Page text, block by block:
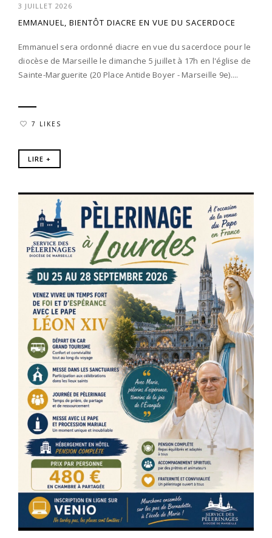
3 JUILLET 2026
EMMANUEL, BIENTÔT DIACRE EN VUE DU SACERDOCE
Emmanuel sera ordonné diacre en vue du sacerdoce pour le
diocèse de Marseille le dimanche 5 juillet à 17h en l'église de
Sainte-Marguerite (20 Place Antide Boyer - Marseille 9e)....
7 LIKES
LIRE +